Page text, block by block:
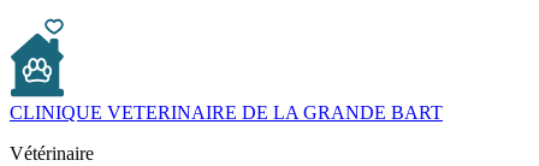
CLINIQUE VETERINAIRE DE LA GRANDE BART
Vétérinaire